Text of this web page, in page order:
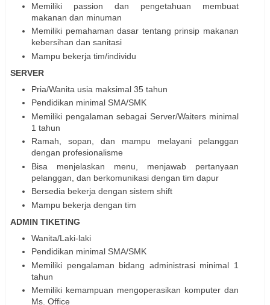
Memiliki passion dan pengetahuan membuat
makanan dan minuman
Memiliki pemahaman dasar tentang prinsip makanan
kebersihan dan sanitasi
Mampu bekerja tim/individu
SERVER
Pria/Wanita usia maksimal 35 tahun
Pendidikan minimal SMA/SMK
Memiliki pengalaman sebagai Server/Waiters minimal
1 tahun
Ramah, sopan, dan mampu melayani pelanggan
dengan profesionalisme
Bisa menjelaskan menu, menjawab pertanyaan
pelanggan, dan berkomunikasi dengan tim dapur
Bersedia bekerja dengan sistem shift
Mampu bekerja dengan tim
ADMIN TIKETING
Wanita/Laki-laki
Pendidikan minimal SMA/SMK
Memiliki pengalaman bidang administrasi minimal 1
tahun
Memiliki kemampuan mengoperasikan komputer dan
Ms. Office